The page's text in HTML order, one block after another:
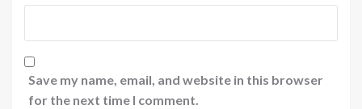
Save my name, email, and website in this browser
for the next time I comment.